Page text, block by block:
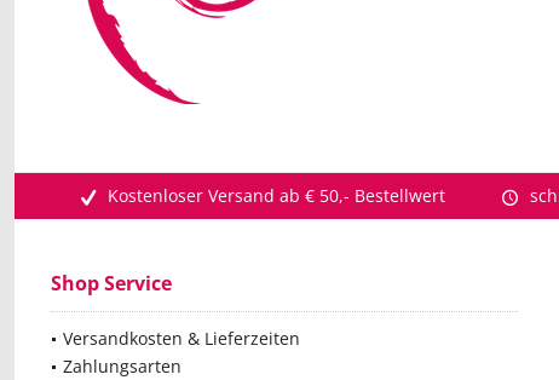
Kostenloser Versand ab € 50,- Bestellwert
Shop Service
Versandkosten & Lieferzeiten
Zahlungsarten